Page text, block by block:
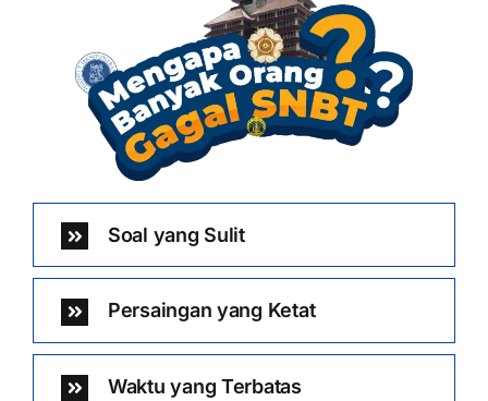
Soal yang Sulit
Persaingan yang Ketat
Waktu yang Terbatas